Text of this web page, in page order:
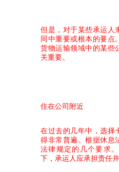
但是，对于某些承运人
同中重要或根本的要点
货物运输领域中的某些
关重要。
住在公司附近
在过去的几年中，选择
得非常普遍。根据休息
法律规定的几个要求
下，承运人应承担责任并